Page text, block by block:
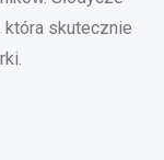
która skutecznie